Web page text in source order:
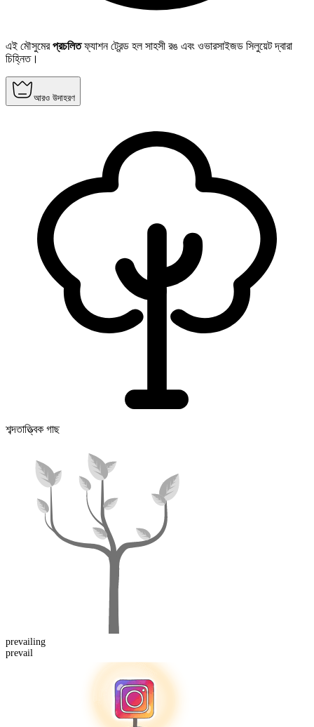
এই মৌসুমেরপ্রচলিতফ্যাশন ট্রেন্ড হল সাহসী রঙ এবং ওভারসাইজড সিলুয়েট দ্বারা
চিহ্নিত।
আরও উদাহরণ
শব্দতাত্ত্বিক গাছ
prevailing
prevail